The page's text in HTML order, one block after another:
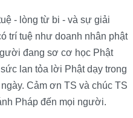
- lòng từ bi - và sự giải
trí tuệ như doanh nhân phật
đang sơ cơ học Phật
lan tỏa lời Phật dạy trong
Cảm ơn TS và chúc TS
Pháp đến mọi người.